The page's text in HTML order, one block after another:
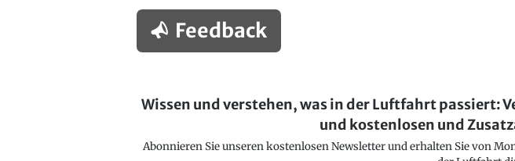
Feedback
Wissen und verstehen, was in der Luftfahrt passiert:
und kostenlosen und
Abonnieren Sie unseren kostenlosen Newsletter und erhalten Sie von